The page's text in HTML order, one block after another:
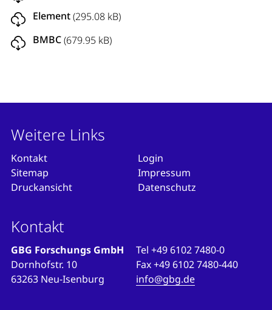
Element(295.08 kB)
BMBC(679.95 kB)
Weitere Links
Kontakt
Sitemap
Druckansicht
Login
Impressum
Datenschutz
Kontakt
GBG Forschungs GmbH
Dornhofstr. 10
63263 Neu-Isenburg
Tel +49 6102 7480-0
Fax+49 6102 7480-440
info@gbg.de